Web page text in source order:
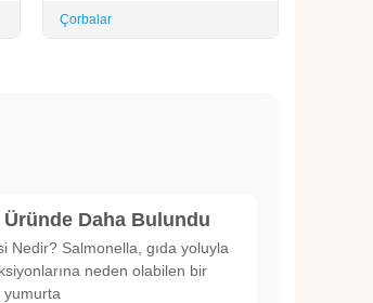
Çorbalar
Daha Bulundu
Nedir? Salmonella, gıda yoluyla
neden olabilen bir
yumurta